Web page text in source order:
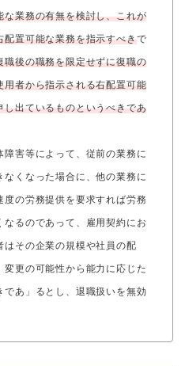
な業務の有無を検討し、これが
配置可能な業務を指示すべきで
職後の職務を限定せずに復職の
者から指示される右配置可能
出ているものというべきであ
障害等によって、従前の業務に
くなった場合に、他の業務に
の労務提供を要求すれば労務
るのであって、雇用契約にお
はその企業の規模や社員の配
更の可能性から能力に応じた
あ」るとし、退職扱いを無効